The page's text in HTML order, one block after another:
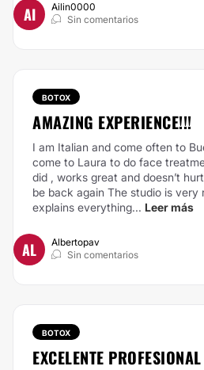
AI
Ailin0000
Sin comentarios
BOTOX
AMAZING EXPERIENCE!!!
I am Italian and come often to
come to Laura to do face
did , works great and doesn’t
be back again The studio is very
explains everything... Leer más
AL
Albertopav
Sin comentarios
BOTOX
EXCELENTE PROFESIONAL